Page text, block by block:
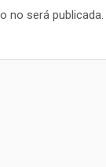
no será publicada.